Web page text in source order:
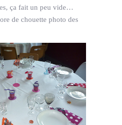
ça fait un peu vide…
de chouette photo des